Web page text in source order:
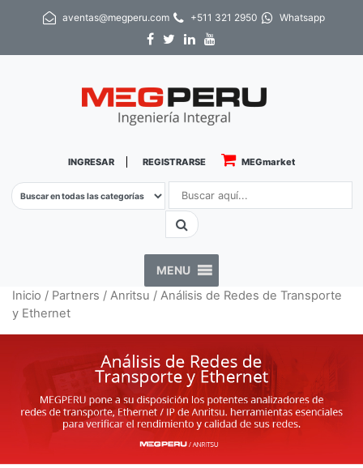
aventas@megperu.com +511 321 2950 Whatsapp
INGRESAR REGISTRARSE MEGmarket
MENU
Inicio / Partners / Anritsu / Análisis de Redes de Transporte
y Ethernet